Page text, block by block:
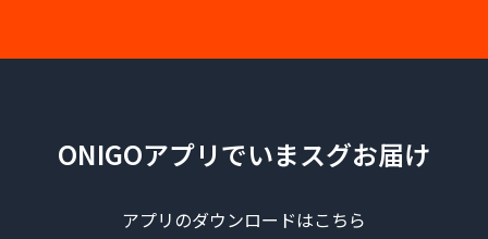
ONIGOアプリでいまスグお届け
アプリのダウンロードはこちら